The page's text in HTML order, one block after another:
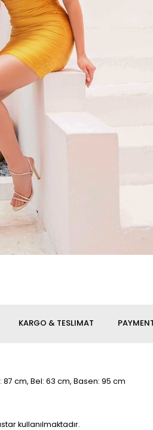
KARGO & TESLIMAT
cm, Bel: 63 cm, Basen: 95 cm
kullanılmaktadır.